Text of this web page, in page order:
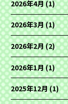
2026年4月(1)
2026年3月(1)
2026年2月(2)
2026年1月(1)
2025年12月(1)